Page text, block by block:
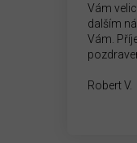
Vám
dalším
Vám.
Robert V.